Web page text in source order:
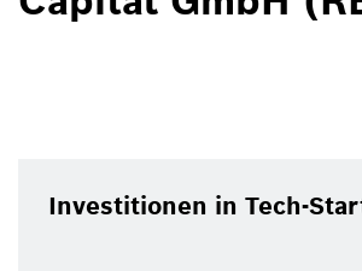
Investitionen in Tech-